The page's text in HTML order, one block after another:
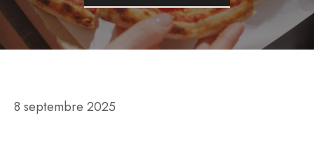
8 septembre 2025